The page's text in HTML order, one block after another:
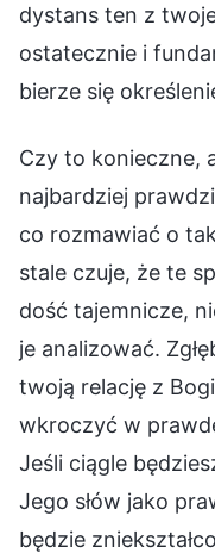
dystans ten z
ostatecznie i
bierze się
Czy to konieczne,
najbardziej
co rozmawiać o
stale czuje, że te
dość tajemnicze,
je analizować.
twoją relację z
wkroczyć w
Jeśli ciągle
Jego słów jako
będzie